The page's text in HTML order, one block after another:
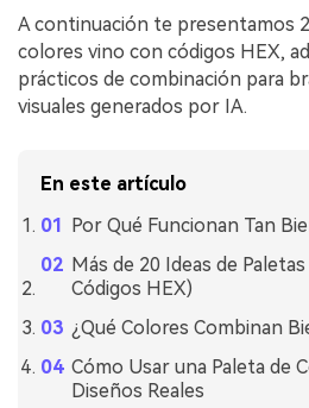
A continuación te presentamos
colores vino con códigos HEX,
prácticos de combinación para
visuales generados por IA.
En este artículo
Por Qué Funcionan Tan
Más de 20 Ideas de
Códigos HEX)
¿Qué Colores Combinan
Cómo Usar una Paleta de
Diseños Reales